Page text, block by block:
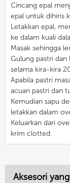
Cincang epal
epal untuk dihiris
Letakkan epal,
ke dalam kuali
Masak sehingga
Gulung pastri dan
selama kira-kira
Apabila pastri
acuan pastri dan
Kemudian sapu
letakkan dalam
Keluarkan dari
krim clotted.
Aksesori